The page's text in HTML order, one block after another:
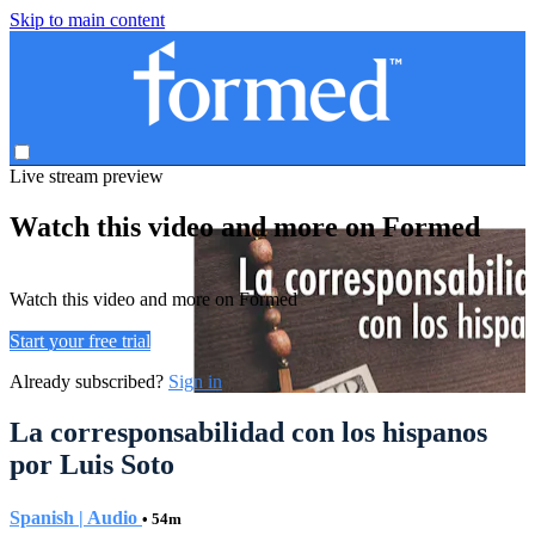
Skip to main content
Live stream preview
Watch this video and more on Formed
Watch this video and more on Formed
Start your free trial
Already subscribed? Sign in
La corresponsabilidad con los hispanos
por Luis Soto
Spanish | Audio • 54m